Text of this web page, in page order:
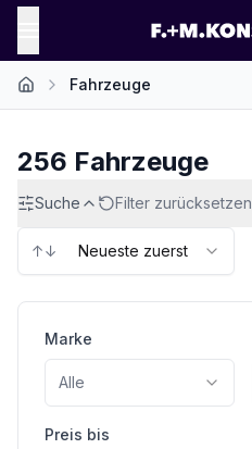
StartseiteFahrzeuge
256 Fahrzeuge
Suche Filter zurücksetzen
↑↓ Neueste zuerst
Marke
Alle
Preis bis